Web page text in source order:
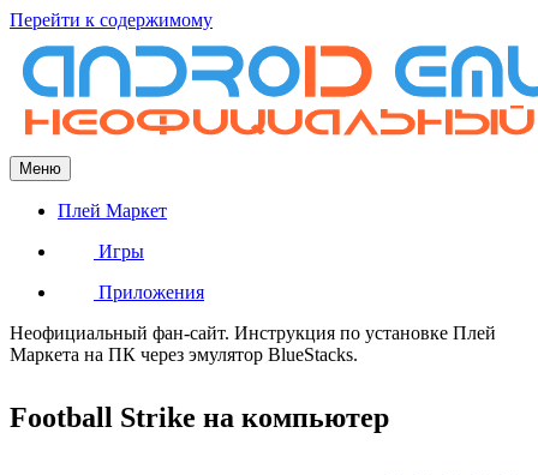
Перейти к содержимому
Меню
Плей Маркет
Игры
Приложения
Неофициальный фан-сайт. Инструкция по установке Плей
Маркета на ПК через эмулятор BlueStacks.
Football Strike на компьютер